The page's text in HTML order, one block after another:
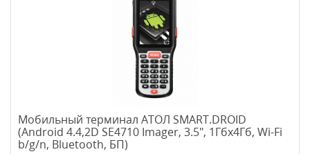
Мобильный терминал АТОЛ SMART.DROID
(Android 4.4,2D SE4710 Imager, 3.5", 1Гбх4Гб, Wi-Fi
b/g/n, Bluetooth, БП)